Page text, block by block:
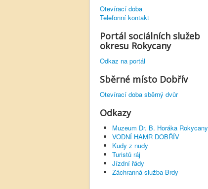
Otevírací doba
Telefonní kontakt
Portál sociálních služeb
okresu Rokycany
Odkaz na portál
Sběrné místo Dobřív
Otevírací doba sběrný dvůr
Odkazy
Muzeum Dr. B. Horáka Rokycany
VODNÍ HAMR DOBŘÍV
Kudy z nudy
Turistů ráj
Jízdní řády
Záchranná služba Brdy